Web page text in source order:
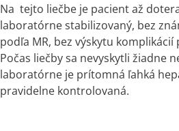
Na  tejto liečbe je pacient až
laboratórne stabilizovaný, bez
podľa MR, bez výskytu
Počas liečby sa nevyskytli žiadne
laboratórne je prítomná ľahká
pravidelne kontrolovaná.